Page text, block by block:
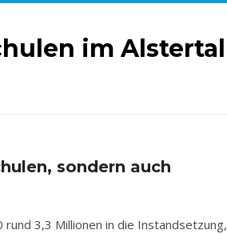
im Alstertal
sondern auch
rund 3,3 Millionen in die Instandsetzung,